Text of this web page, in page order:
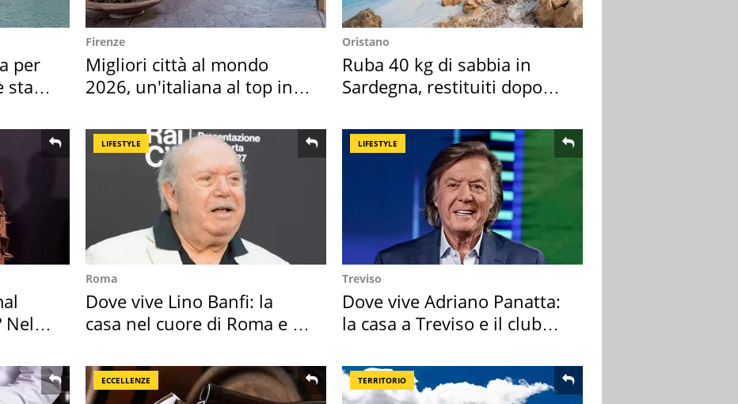
per
stata
Firenze
Migliori città al mondo
2026, un'italiana al top in
Oristano
Ruba 40 kg di sabbia in
Sardegna, restituiti dopo
Nel
LIFESTYLE
Roma
Dove vive Lino Banfi: la
casa nel cuore di Roma e i
LIFESTYLE
Treviso
Dove vive Adriano Panatta:
la casa a Treviso e il club
ECCELLENZE TERRITORIO